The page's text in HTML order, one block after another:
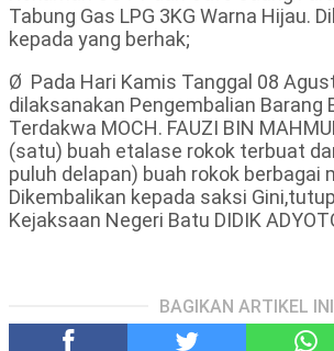
Tabung Gas LPG 3KG Warna Hijau.
kepada yang berhak;
Ø Pada Hari Kamis Tanggal 08
dilaksanakan Pengembalian Barang
Terdakwa MOCH. FAUZI BIN
(satu) buah etalase rokok terbuat
puluh delapan) buah rokok berbagai
Dikembalikan kepada saksi
Kejaksaan Negeri Batu DIDIK
BAGIKAN ARTIKEL INI